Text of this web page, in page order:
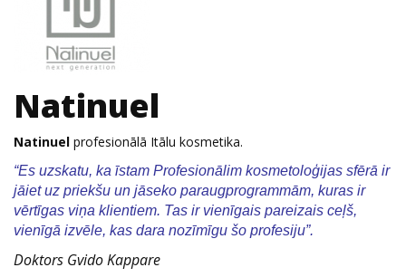
Natinuel
Natinuel profesionālā Itālu kosmetika.
“Es uzskatu, ka īstam Profesionālim kosmetoloģijas sfērā ir
jāiet uz priekšu un jāseko paraugprogrammām, kuras ir
vērtīgas viņa klientiem. Tas ir vienīgais pareizais ceļš,
vienīgā izvēle, kas dara nozīmīgu šo profesiju”.
Doktors Gvido Kappare